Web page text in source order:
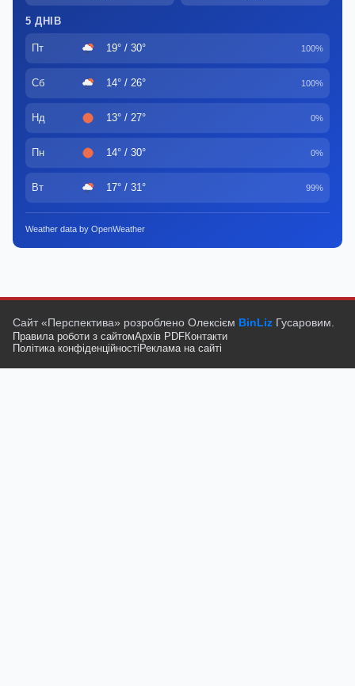
5 ДНІВ
Пт 19° / 30° 100%
Сб 14° / 26° 100%
Нд 13° / 27° 0%
Пн 14° / 30° 0%
Вт 17° / 31° 99%
Weather data by OpenWeather
Сайт «Перспектива» розроблено Олексієм BinLiz Гусаровим.
Правила роботи з сайтомАрхів PDFКонтакти
Політика конфіденційності Реклама на сайті